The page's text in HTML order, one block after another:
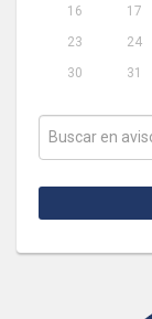
16
17
23
24
30
31